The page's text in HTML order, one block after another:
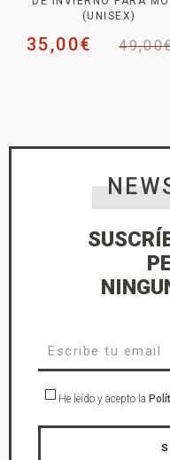
(UNISEX)
49,00
35,00€
He leído y acepto la